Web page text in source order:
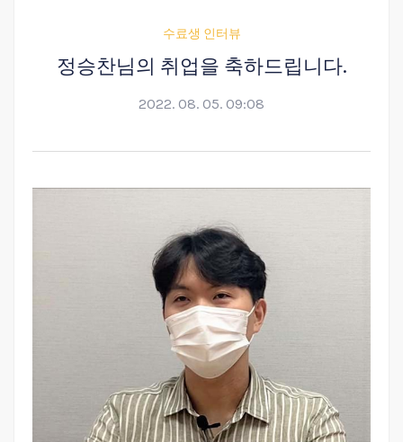
수료생 인터뷰
정승찬님의 취업을 축하드립니다.
2022. 08. 05. 09:08